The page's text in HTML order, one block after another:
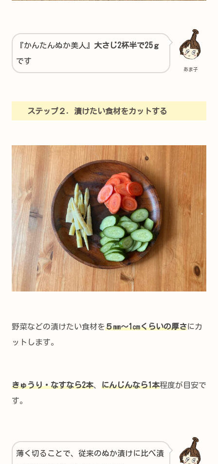
あま子
『かんたんぬか美人』 大さじ2杯半で25ｇ
です
ステップ２．漬けたい食材をカットする
野菜などの漬けたい食材を５㎜～1㎝くらいの厚さにカ
ットします。
きゅうり・なすなら2本、 にんじんなら1本程度が目安で
す。
薄く切ることで、従来のぬか漬けに比べ漬